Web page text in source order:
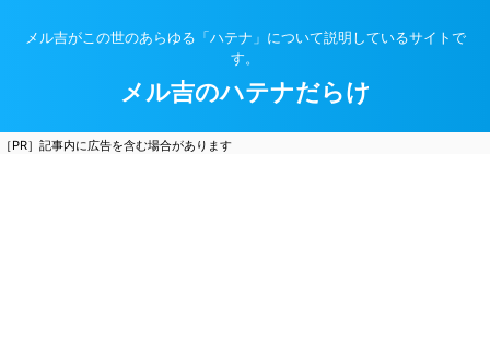
メル吉がこの世のあらゆる「ハテナ」について説明しているサイトで
す。
メル吉のハテナだらけ
［PR］記事内に広告を含む場合があります